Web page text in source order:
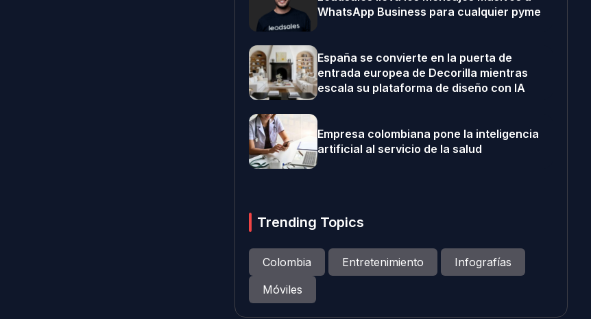
WhatsApp Business para cualquier pyme
España se convierte en la puerta de
entrada europea de Decorilla mientras
escala su plataforma de diseño con IA
Empresa colombiana pone la inteligencia
artificial al servicio de la salud
Trending Topics
Colombia Entretenimiento
Infografías
Móviles